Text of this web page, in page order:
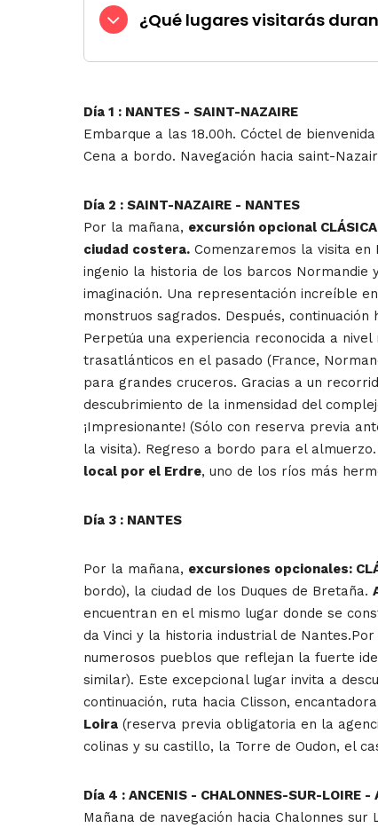
¿Qué lugares visitarás
Día 1 : NANTES - SAINT-NAZAIRE
Embarque a las 18.00h. Cóctel de
Cena a bordo. Navegación hacia saint-
Día 2 : SAINT-NAZAIRE - NANTES
Por la mañana, excursión opcional
ciudad costera. Comenzaremos la visita
ingenio la historia de los barcos Normandie
imaginación. Una representación increíble
monstruos sagrados. Después,
Perpetúa una experiencia reconocida a
trasatlánticos en el pasado (France,
para grandes cruceros. Gracias a un
descubrimiento de la inmensidad del
¡Impresionante! (Sólo con reserva previa
la visita). Regreso a bordo para el
local por el Erdre, uno de los ríos más
Día 3 : NANTES
Por la mañana, excursiones opcionales:
bordo), la ciudad de los Duques de Bretaña.
encuentran en el mismo lugar donde se
da Vinci y la historia industrial de
numerosos pueblos que reflejan la fuerte
similar). Este excepcional lugar invita a
continuación, ruta hacia Clisson,
Loira (reserva previa obligatoria en la
colinas y su castillo, la Torre de Oudon, el
Día 4 : ANCENIS - CHALONNES-SUR-LOIRE -
Mañana de navegación hacia Chalonnes